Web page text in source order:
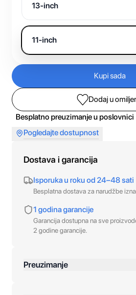
13-inch
11-inch
Kupi sada
Dodaj u
Besplatno preuzimanje u poslovnici
Pogledajte dostupnost
Dostava i garancija
Isporuka u roku od 24–48 sati
Besplatna dostava za narudžbe
1 godina garancije
Garancija dostupna na sve
2 godine garancije.
Preuzimanje